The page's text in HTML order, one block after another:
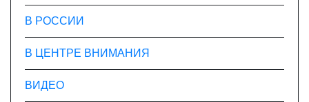
В РОССИИ
В ЦЕНТРЕ ВНИМАНИЯ
ВИДЕО